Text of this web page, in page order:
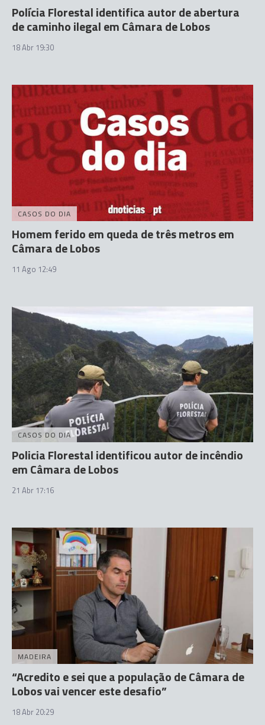
Polícia Florestal identifica autor de abertura
de caminho ilegal em Câmara de Lobos
18 Abr 19:30
CASOS DO DIA
Homem ferido em queda de três metros em
Câmara de Lobos
11 Ago 12:49
CASOS DO DIA
Policia Florestal identificou autor de incêndio
em Câmara de Lobos
21 Abr 17:16
MADEIRA
“Acredito e sei que a população de Câmara de
Lobos vai vencer este desafio”
18 Abr 20:29